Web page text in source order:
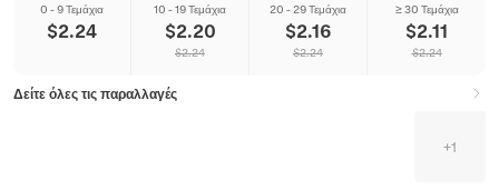
0 - 9 Τεμάχια
$2.24
10 - 19 Τεμάχια
$2.20
$2.24
20 - 29 Τεμάχια
$2.16
$2.24
≥ 30 Τεμάχια
$2.11
$2.24
Δείτε όλες τις παραλλαγές
+1